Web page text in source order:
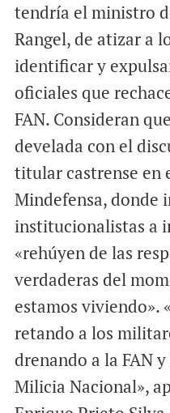
o
o
k
A
p
p
tendría el ministro
Rangel, de atizar a
identificar y
oficiales que
FAN. Consideran
develada con el
titular castrense en
Mindefensa, donde
institucionalistas a
«rehúyen de las
verdaderas del
estamos viviendo».
retando a los
drenando a la FAN
Milicia Nacional»,